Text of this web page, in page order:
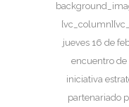
jueves 16 de
encuentro de
iniciativa
partenariado